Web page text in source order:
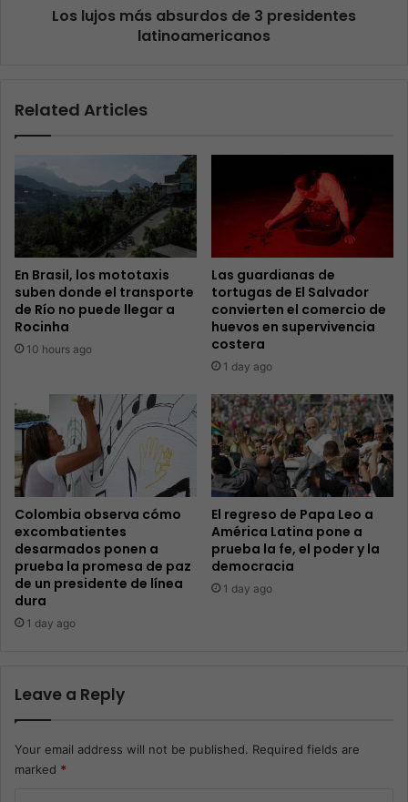
Los lujos más absurdos de 3 presidentes
latinoamericanos
Related Articles
En Brasil, los mototaxis
suben donde el transporte
de Río no puede llegar a
Rocinha
10 hours ago
Las guardianas de
tortugas de El Salvador
convierten el comercio de
huevos en supervivencia
costera
1 day ago
Colombia observa cómo
excombatientes
desarmados ponen a
prueba la promesa de paz
de un presidente de línea
dura
1 day ago
El regreso de Papa Leo a
América Latina pone a
prueba la fe, el poder y la
democracia
1 day ago
Leave a Reply
Your email address will not be published. Required fields are
marked *